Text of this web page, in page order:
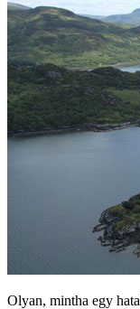
Olyan, mintha egy